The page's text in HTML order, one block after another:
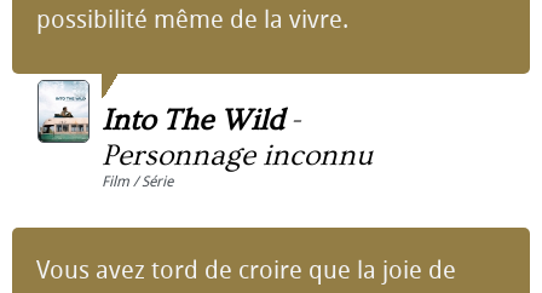
possibilité même de la vivre.
Into The Wild-
Personnage inconnu
Film / Série
Vous avez tord de croire que la joie de